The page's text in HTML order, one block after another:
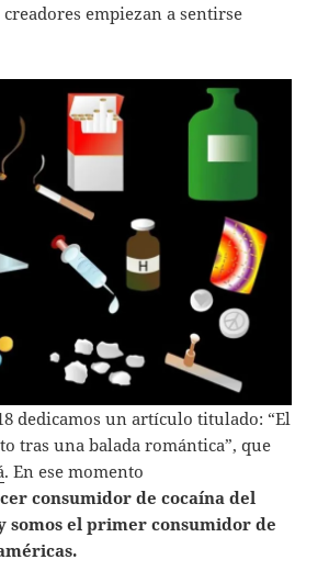
empiezan a sentirse
dedicamos un artículo titulado: “El
tras una balada romántica”, que
. En ese momento
consumidor de cocaína del
somos el primer consumidor de